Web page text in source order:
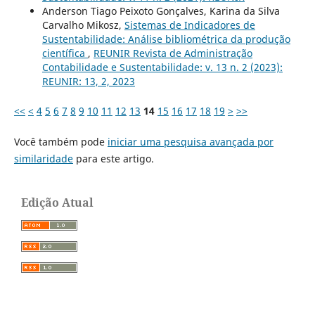
Anderson Tiago Peixoto Gonçalves, Karina da Silva
Carvalho Mikosz, Sistemas de Indicadores de
Sustentabilidade: Análise bibliométrica da produção
científica , REUNIR Revista de Administração
Contabilidade e Sustentabilidade: v. 13 n. 2 (2023):
REUNIR: 13, 2, 2023
<< < 4 5 6 7 8 9 10 11 12 13 14 15 16 17 18 19 > >>
Você também pode iniciar uma pesquisa avançada por
similaridadepara este artigo.
Edição Atual